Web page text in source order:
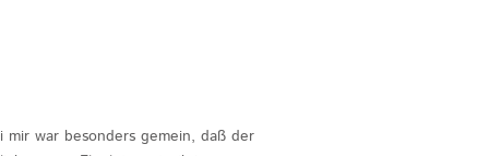
war besonders gemein, daß der